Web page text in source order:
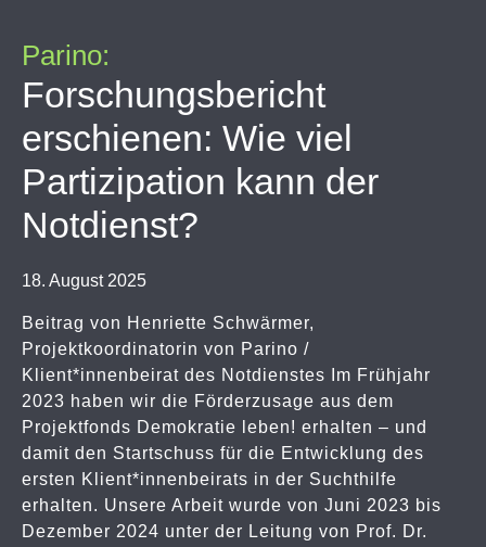
Parino:
Forschungsbericht
erschienen: Wie viel
Partizipation kann der
Notdienst?
18. August 2025
Beitrag von Henriette Schwärmer,
Projektkoordinatorin von Parino /
Klient*innenbeirat des Notdienstes Im Frühjahr
2023 haben wir die Förderzusage aus dem
Projektfonds Demokratie leben! erhalten – und
damit den Startschuss für die Entwicklung des
ersten Klient*innenbeirats in der Suchthilfe
erhalten. Unsere Arbeit wurde von Juni 2023 bis
Dezember 2024 unter der Leitung von Prof. Dr.